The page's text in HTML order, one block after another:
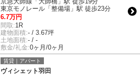
東京モノレール「整備場」駅 徒歩23分
6.7万円
間取:1R
建物面積:- / 3.67坪
土地面積:- / -
敷金/礼金:0ヶ月/0ヶ月
賃貸｜アパート
ヴィシェット羽田